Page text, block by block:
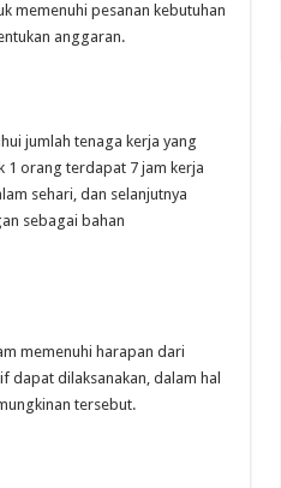
memenuhi pesanan kebutuhan
anggaran.
jumlah tenaga kerja yang
1 orang terdapat 7 jam kerja
sehari, dan selanjutnya
sebagai bahan
memenuhi harapan dari
dapat dilaksanakan, dalam hal
tersebut.